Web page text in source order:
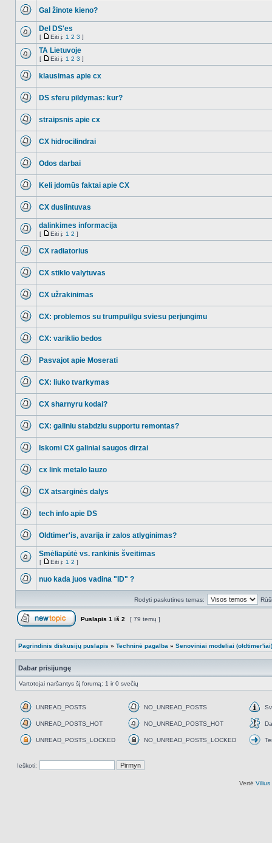
Gal žinote kieno?
NO_UNREAD_POSTS
Del DS'es
[
Eiti
į
Eiti į: 1 2 3 ]
NO_UNREAD_POSTS
TA Lietuvoje
[
Eiti
Eiti į: 1 2 3 ]
klausimas apie cx
DS sferu pildymas: kur?
straipsnis apie cx
CX hidrocilindrai
Odos darbai
Keli įdomūs faktai apie CX
CX duslintuvas
NO_UNREAD_POSTS
dalinkimes informacija
[
Eiti
Eiti į: 1 2 ]
CX radiatorius
CX stiklo valytuvas
CX užrakinimas
CX: problemos su trumpu/ilgu sviesu perjungimu
CX: variklio bedos
Pasvajot apie Moserati
CX: liuko tvarkymas
CX sharnyru kodai?
CX: galiniu stabdziu supportu remontas?
Iskomi CX galiniai saugos dirzai
cx link metalo lauzo
CX atsarginės dalys
tech info apie DS
Oldtimer'is, avarija ir zalos atlyginimas?
NO_UNREAD_POSTS
Smėliapūtė vs. rankinis šveitimas
[
Eiti
Eiti į: 1 2 ]
nuo kada juos vadina "ID" ?
Rodyti paskutines temas:
Puslapis 1 iš 2 [ 79 temų ]
Pagrindinis diskusijų puslapis » Techninė pagalba » Senoviniai modeliai (oldtimer'iai)
Dabar prisijungę
Vartotojai naršantys šį forumą: 1 ir 0 svečių
UNREAD_POSTS
NO_UNREAD_POSTS
UNREAD_POSTS_HOT
NO_UNREAD_POSTS_HOT
UNREAD_POSTS_LOCKED
NO_UNREAD_POSTS_LOCKED
Ieškoti:
Vertė Vilius